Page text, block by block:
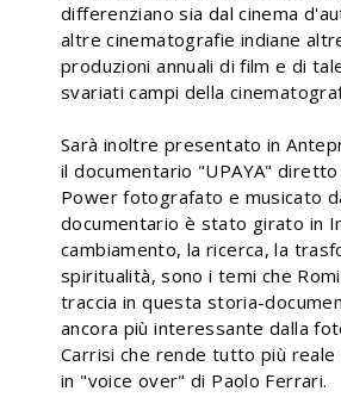
differenziano sia dal cinema
altre cinematografie indiane
produzioni annuali di film e di
svariati campi della
Sarà inoltre presentato in
il documentario "UPAYA" diretto
Power fotografato e musicato
documentario è stato girato in
cambiamento, la ricerca, la
spiritualità, sono i temi che
traccia in questa storia-
ancora più interessante dalla
Carrisi che rende tutto più reale
in "voice over" di Paolo Ferrari.